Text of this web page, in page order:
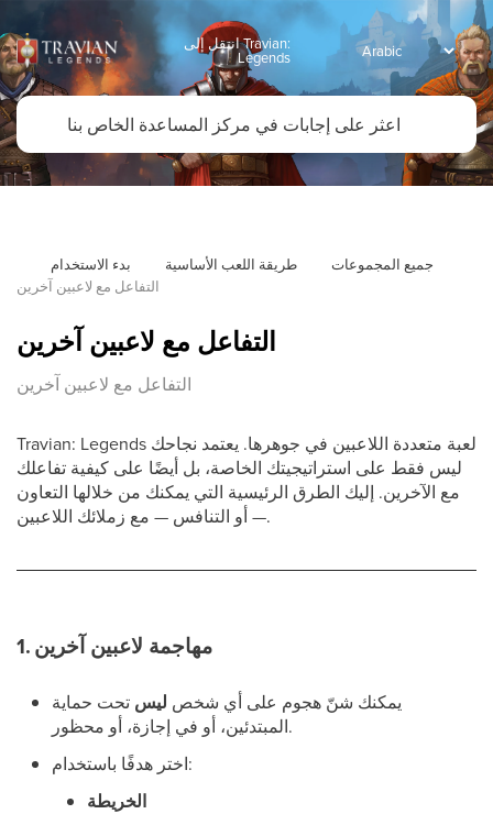
انتقل إلى Travian:
Legends
جميع المجموعات طريقة اللعب الأساسية
بدء الاستخدام
التفاعل مع لاعبين آخرين
التفاعل مع لاعبين آخرين
التفاعل مع لاعبين آخرين
Travian: Legends لعبة متعددة اللاعبين في جوهرها. يعتمد نجاحك
ليس فقط على استراتيجيتك الخاصة، بل أيضًا على كيفية تفاعلك
مع الآخرين. إليك الطرق الرئيسية التي يمكنك من خلالها التعاون
— أو التنافس — مع زملائك اللاعبين.
1. مهاجمة لاعبين آخرين
يمكنك شنّ هجوم على أي شخص ليس تحت حماية
المبتدئين، أو في إجازة، أو محظور.
اختر هدفًا باستخدام:
الخريطة